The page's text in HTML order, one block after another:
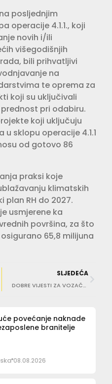
posljednjim
operacije 4.1.1., koji
novih i/ili
višegodišnjih
bili prihvatljivi
na
te oprema za
koji su uključivali
pri odabiru.
koji uključuju
sklopu operacije 4.1.1
od gotovo 86
praksi koje
klimatskih
plan RH do 2027.
usmjerene ka
površina, za što
65,8 milijuna
SLJEDEĆA
DOBRE VIJESTI ZA VOZAČE Od utorka niže cijene gorive
povećanje naknade
branitelje
08.08.2026